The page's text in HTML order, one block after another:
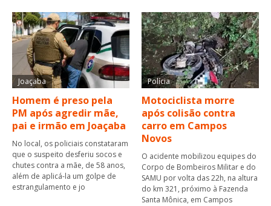
Joaçaba
Homem é preso pela
PM após agredir mãe,
pai e irmão em Joaçaba
No local, os policiais constataram
que o suspeito desferiu socos e
chutes contra a mãe, de 58 anos,
além de aplicá-la um golpe de
estrangulamento e jo
Polícia
Motociclista morre
após colisão contra
carro em Campos
Novos
O acidente mobilizou equipes do
Corpo de Bombeiros Militar e do
SAMU por volta das 22h, na altura
do km 321, próximo à Fazenda
Santa Mônica, em Campos